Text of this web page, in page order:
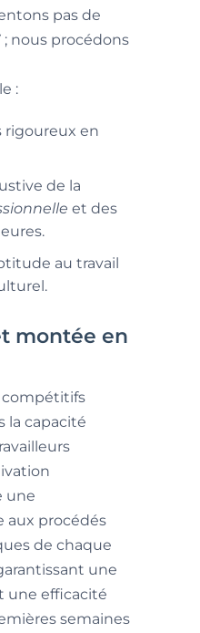
pas de
nous procédons
:
rigoureux en
de la
et des
au travail
montée en
compétitifs
la capacité
une
aux procédés
de chaque
une
une efficacité
semaines